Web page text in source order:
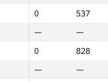
0
537
—
—
0
828
—
—
0
537
—
—
0
828
—
—